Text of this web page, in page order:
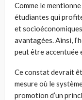
Comme le
étudiantes qui
et
avantagées. Ainsi,
peut être accentuée
Ce constat devrait
mesure où le
promotion d’un